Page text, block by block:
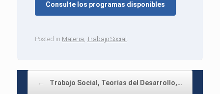
Consulte los programas disponibles
Posted in Materia Trabajo Social
← Trabajo Social, Teorías del Desarrollo,…